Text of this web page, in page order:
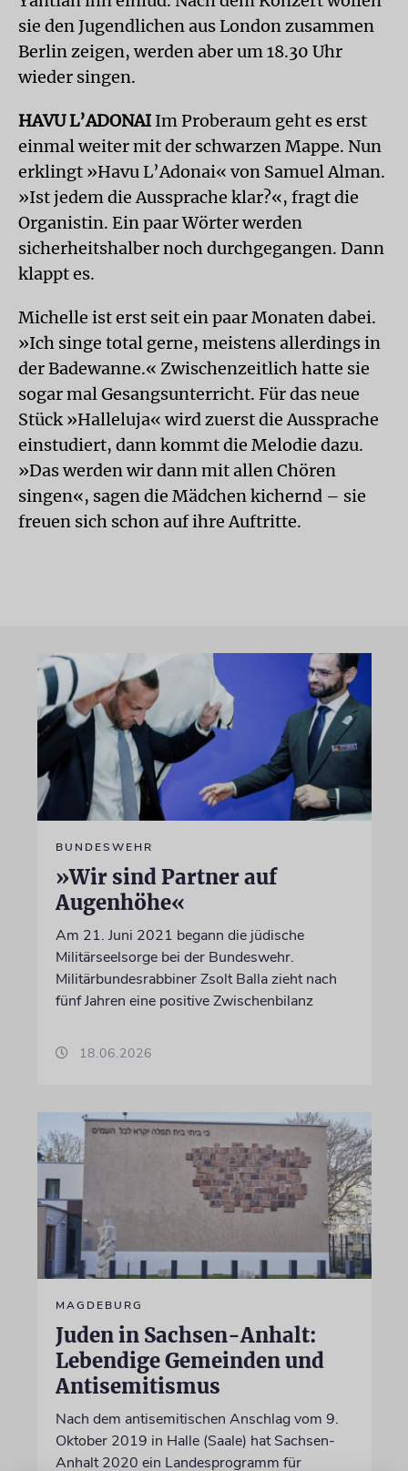
sie den Jugendlichen aus London zusammen
Berlin zeigen, werden aber um 18.30 Uhr
wieder singen.
HAVU L’ADONAI Im Proberaum geht es erst
einmal weiter mit der schwarzen Mappe. Nun
erklingt »Havu L’Adonai« von Samuel Alman.
»Ist jedem die Aussprache klar?«, fragt die
Organistin. Ein paar Wörter werden
sicherheitshalber noch durchgegangen. Dann
klappt es.
Michelle ist erst seit ein paar Monaten dabei.
»Ich singe total gerne, meistens allerdings in
der Badewanne.« Zwischenzeitlich hatte sie
sogar mal Gesangsunterricht. Für das neue
Stück »Halleluja« wird zuerst die Aussprache
einstudiert, dann kommt die Melodie dazu.
»Das werden wir dann mit allen Chören
singen«, sagen die Mädchen kichernd – sie
freuen sich schon auf ihre Auftritte.
BUNDESWEHR
»Wir sind Partner auf
Augenhöhe«
Am 21. Juni 2021 begann die jüdische
Militärseelsorge bei der Bundeswehr.
Militärbundesrabbiner Zsolt Balla zieht nach
fünf Jahren eine positive Zwischenbilanz
18.06.2026
MAGDEBURG
Juden in Sachsen-Anhalt:
Lebendige Gemeinden und
Antisemitismus
Nach dem antisemitischen Anschlag vom 9.
Oktober 2019 in Halle (Saale) hat Sachsen-
Anhalt 2020 ein Landesprogramm für